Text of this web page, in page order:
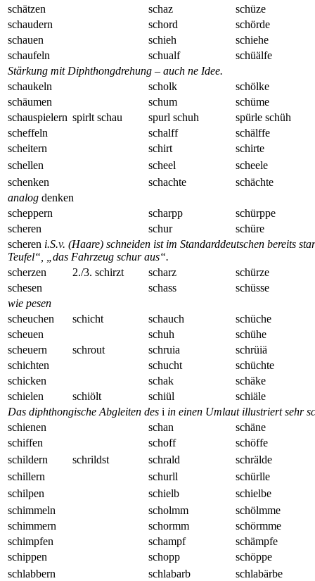
schätzen
schaz
schüze
schaudern
schord
schörde
schauen
schieh
schiehe
schaufeln
schualf
schüälfe
Stärkung mit Diphthongdrehung – auch ne Idee.
schaukeln
scholk
schölke
schäumen
schum
schüme
schauspielern spirlt schau spurl schuh
spürle schüh
scheffeln
schalff
schälffe
scheitern
schirt
schirte
schellen
scheel
scheele
schenken
schachte
schächte
analog denken
scheppern
scharpp
schürppe
scheren
schur
schüre
scheren i.S.v. (Haare) schneiden ist im Standarddeutschen bereits
Teufel“, „das Fahrzeug schur aus“.
scherzen
2./3. schirzt scharz
schürze
schesen
schass
schüsse
wie pesen
scheuchen
schicht schauch
schüche
scheuen
schuh
schühe
scheuern
schrout schruia
schrüiä
schichten
schucht
schüchte
schicken
schak
schäke
schielen
schiölt schiül
schiäle
Das diphthongische Abgleiten des i in einen Umlaut illustriert sehr
schienen
schan
schäne
schiffen
schoff
schöffe
schildern
schrildst schrald
schrälde
schillern
schurll
schürlle
schilpen
schielb
schielbe
schimmeln
scholmm
schölmme
schimmern
schormm
schörmme
schimpfen
schampf
schämpfe
schippen
schopp
schöppe
schlabbern
schlabarb schlabärbe